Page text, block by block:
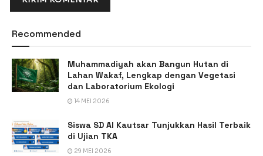
Recommended
Muhammadiyah akan Bangun Hutan di
Lahan Wakaf, Lengkap dengan Vegetasi
dan Laboratorium Ekologi
14 MEI 2026
Siswa SD Al Kautsar Tunjukkan Hasil Terbaik
di Ujian TKA
29 MEI 2026